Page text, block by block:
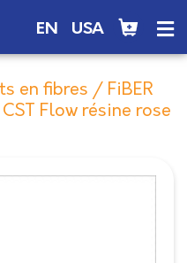
EN USA
en fibres / FiBER
CST Flow résine rose